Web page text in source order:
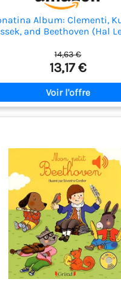
Album: Clementi,
and Beethoven (Hal
Editions) (English Edition)
14,63 €
13,17 €